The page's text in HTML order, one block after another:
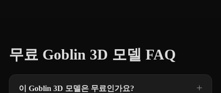
무료 Goblin 3D 모델 FAQ
이 Goblin 3D 모델은 무료인가요?